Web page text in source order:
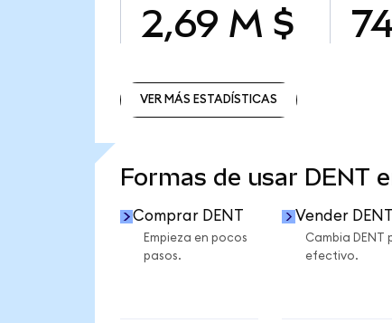
2,69 M $
VER MÁS ESTADÍSTICAS
Formas de usar DENT
Comprar DENT
Empieza en pocos
pasos.
Vender DENT
Cambia DENT
efectivo.